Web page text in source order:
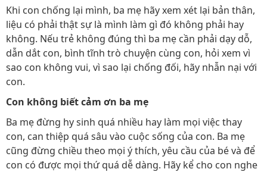
Khi con chống lại mình, ba mẹ hãy xem xét lại bản thân,
liệu có phải thật sự là mình làm gì đó không phải hay
không. Nếu trẻ không đúng thì ba mẹ cần phải dạy dỗ,
dẫn dắt con, bình tĩnh trò chuyện cùng con, hỏi xem vì
sao con không vui, vì sao lại chống đối, hãy nhẫn nại với
con.
Con không biết cảm ơn ba mẹ
Ba mẹ đừng hy sinh quá nhiều hay làm mọi việc thay
con, can thiệp quá sâu vào cuộc sống của con. Ba mẹ
cũng đừng chiều theo mọi ý thích, yêu cầu của bé và để
con có được mọi thứ quá dễ dàng. Hãy kể cho con nghe